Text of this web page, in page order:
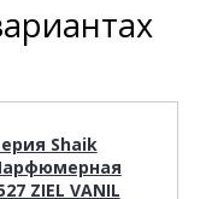
Shaik
ZIEL VANIL